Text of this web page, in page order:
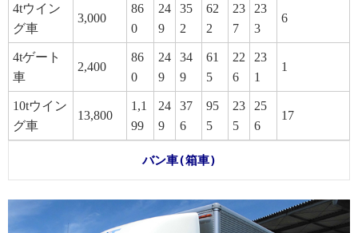
4tウイン
グ車
3,000
86
0
24
9
35
2
62
2
23
7
23
3
6
4tゲート
車
2,400
86
0
24
9
34
9
61
5
22
6
23
1
1
10tウイン
グ車
13,800
1,1
99
24
9
37
6
95
5
23
5
25
6
17
バン車(箱車)